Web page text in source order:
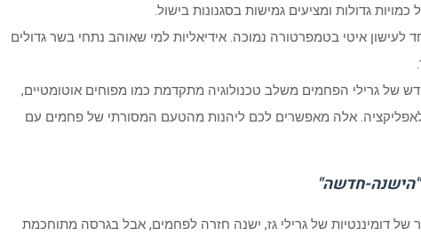
גדולות ומציעים גמישות בסגנונות בישול.
לעישון איטי בטמפרטורה נמוכה. אידיאליות למי שאוהב נתחי בשר גדולים
של גרילי הפחמים משלב טכנולוגיה מתקדמת כמו מפוחים אוטומטיים,
אלה מאפשרים לכם ליהנות מהטעם המסורתי של פחמים עם
"הישנה-חדשה"
דומיננטיות של גרילי גז, ישנה חזרה לפחמים, אבל בגרסה מתוחכמת